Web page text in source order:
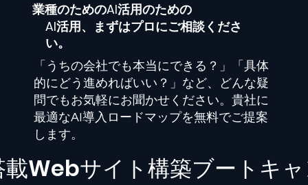
業種のためのAI活用のための
AI活用、まずはプロにご相談くださ
い。
「うちの会社でも本当にできる？」「具体
的にどう進めればいい？」など、どんな疑
問でもお気軽にお聞かせください。貴社に
最適なAI導入ロードマップを無料でご提案
します。
Webサイト構築ブートキ